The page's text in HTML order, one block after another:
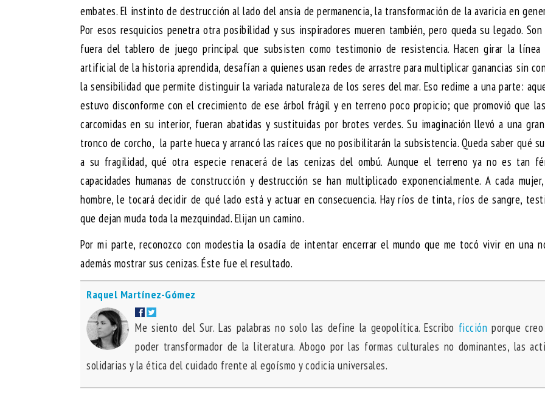
embates. El instinto de destrucción al lado del ansia de permanencia, la transformación de la avaricia en
Por esos resquicios penetra otra posibilidad y sus inspiradores mueren también, pero queda su legado.
fuera del tablero de juego principal que subsisten como testimonio de resistencia. Hacen girar la línea
artificial de la historia aprendida, desafían a quienes usan redes de arrastre para multiplicar ganancias sin
la sensibilidad que permite distinguir la variada naturaleza de los seres del mar. Eso redime a una parte:
estuvo disconforme con el crecimiento de ese árbol frágil y en terreno poco propicio; que promovió que
carcomidas en su interior, fueran abatidas y sustituidas por brotes verdes. Su imaginación llevó a una
tronco de corcho, la parte hueca y arrancó las raíces que no posibilitarán la subsistencia. Queda saber qué
a su fragilidad, qué otra especie renacerá de las cenizas del ombú. Aunque el terreno ya no es tan
capacidades humanas de construcción y destrucción se han multiplicado exponencialmente. A cada
hombre, le tocará decidir de qué lado está y actuar en consecuencia. Hay ríos de tinta, ríos de sangre,
que dejan muda toda la mezquindad. Elijan un camino.
Por mi parte, reconozco con modestia la osadía de intentar encerrar el mundo que me tocó vivir en una
además mostrar sus cenizas. Éste fue el resultado.
Raquel Martínez-Gómez
Me siento del Sur. Las palabras no solo las define la geopolítica. Escribo ficción porque
poder transformador de la literatura. Abogo por las formas culturales no dominantes, las
solidarias y la ética del cuidado frente al egoísmo y codicia universales.